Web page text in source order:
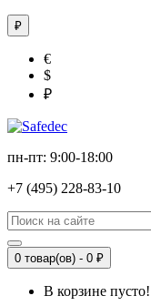
₽
€
$
₽
пн-пт: 9:00-18:00
+7 (495) 228-83-10
0 товар(ов) - 0 ₽
В корзине пусто!